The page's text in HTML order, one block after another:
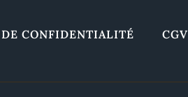
CONFIDENTIALITÉ CGV